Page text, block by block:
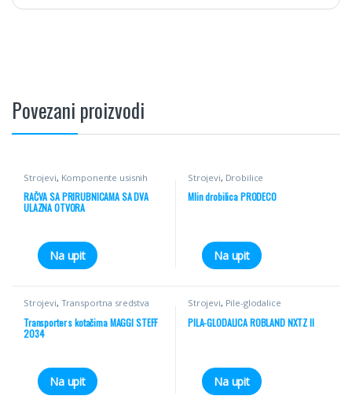
Povezani proizvodi
Strojevi, Komponente usisnih
sistema
RAČVA SA PRIRUBNICAMA SA DVA
ULAZNA OTVORA
Na upit
Strojevi, Drobilice
Mlin drobilica PRODECO
Na upit
Strojevi, Transportna sredstva
Transporter s kotačima MAGGI STEFF
2034
Na upit
Strojevi, Pile-glodalice
PILA-GLODALICA ROBLAND NXTZ II
Na upit